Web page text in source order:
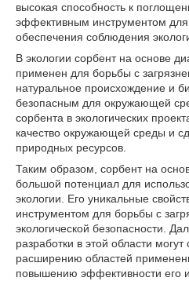
высокая способность к
эффективным инструментом
обеспечения соблюдения
В экологии сорбент на основе
применен для борьбы с
натуральное происхождение и
безопасным для окружающей
сорбента в экологических
качество окружающей среды и
природных ресурсов.
Таким образом, сорбент на
большой потенциал для
экологии. Его уникальные
инструментом для борьбы с
экологической безопасности.
разработки в этой области могут
расширению областей
повышению эффективности его